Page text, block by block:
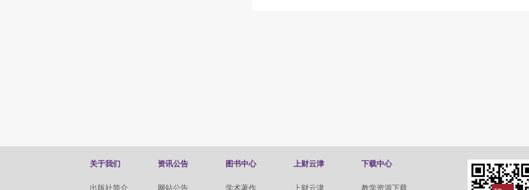
关于我们
出版社简介
资讯公告
网站公告
图书中心
学术著作
上财云津
上财云津
下载中心
教学资源下载